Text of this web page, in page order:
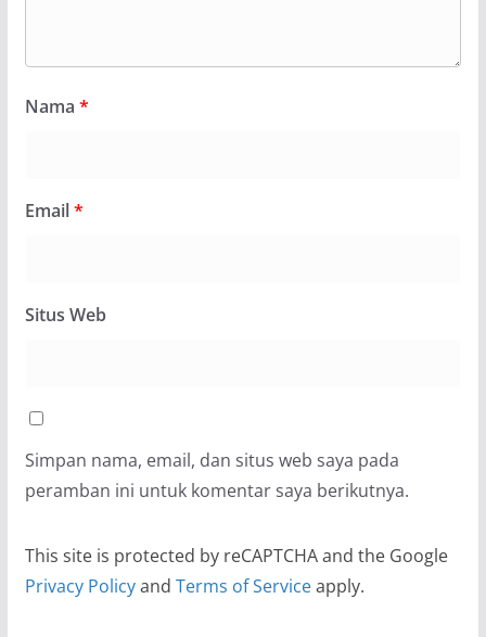
Nama *
Email*
Situs Web
Simpan nama, email, dan situs web saya pada
peramban ini untuk komentar saya berikutnya.
This site is protected by reCAPTCHA and the Google
Privacy Policyand Terms of Serviceapply.